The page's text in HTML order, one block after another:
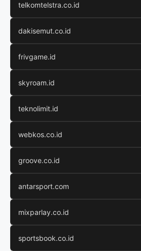
telkomtelstra.co.id
dakisemut.co.id
frivgame.id
skyroam.id
teknolimit.id
webkos.co.id
groove.co.id
antarsport.com
mixparlay.co.id
sportsbook.co.id